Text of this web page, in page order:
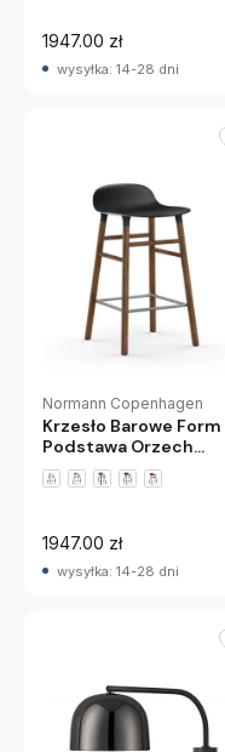
1947.00 zł
wysyłka: 14-28 dni
Normann Copenhagen
Krzesło Barowe Form
Podstawa Orzech
Czarne Normann
Copenhagen
1947.00 zł
wysyłka: 14-28 dni